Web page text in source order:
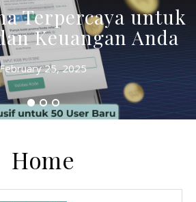
Terpercaya untuk
Keuangan Anda
February 25, 2025
Home